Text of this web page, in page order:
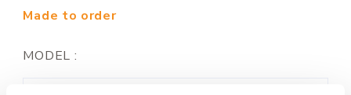
Made to order
MODEL :